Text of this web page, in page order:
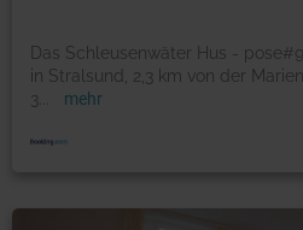
Das Schleusenwäter Hus -
in Stralsund, 2,3 km von der
3
mehr